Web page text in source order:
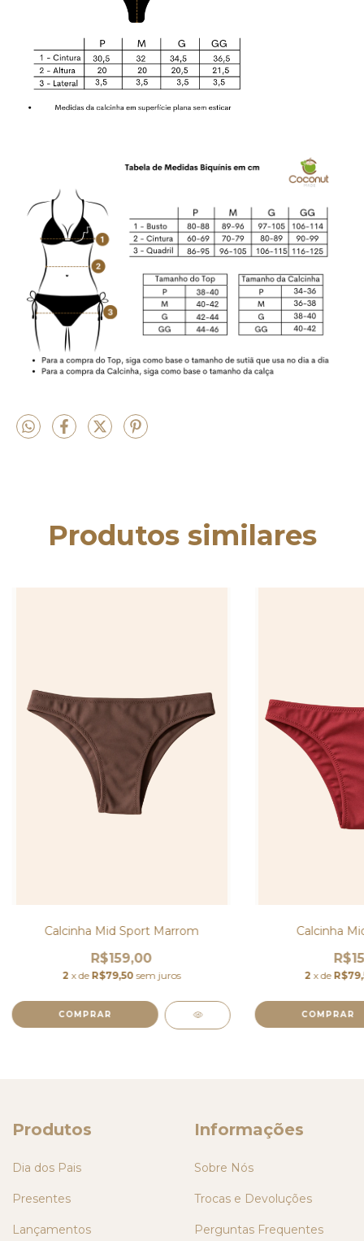
Produtos similares
Calcinha Mid Sport Marrom
R$159,00
2 x de R$79,50 sem juros
COMPRAR
Calcinha
2 x de
COMPRAR
Produtos
Dia dos Pais
Presentes
Lançamentos
Informações
Sobre Nós
Trocas e Devoluções
Perguntas Frequentes